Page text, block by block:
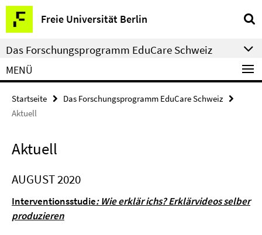
Springe
direkt
zu
Inhalt
Freie Universität Berlin
Service-
Navigation
Das Forschungsprogramm EduCare Schweiz
MENÜ
Startseite
Das Forschungsprogramm EduCare Schweiz
Aktuell
Aktuell
AUGUST 2020
Interventionsstudie: Wie erklär ichs? Erklärvideos selber
produzieren